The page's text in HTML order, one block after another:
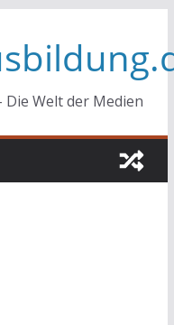
Welt der Medien